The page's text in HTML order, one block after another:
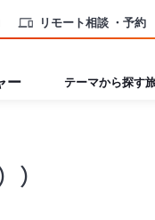
リモート相談 ・予約
ー テーマから探す
）